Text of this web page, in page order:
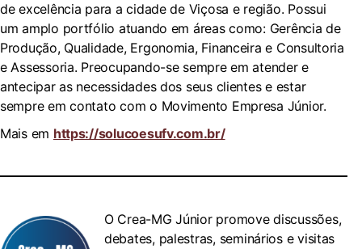
de excelência para a cidade de Viçosa e região. Possui
um amplo portfólio atuando em áreas como: Gerência de
Produção, Qualidade, Ergonomia, Financeira e Consultoria
e Assessoria. Preocupando-se sempre em atender e
antecipar as necessidades dos seus clientes e estar
sempre em contato com o Movimento Empresa Júnior.
Mais em https://solucoesufv.com.br/
O Crea-MG Júnior promove discussões,
debates, palestras, seminários e visitas